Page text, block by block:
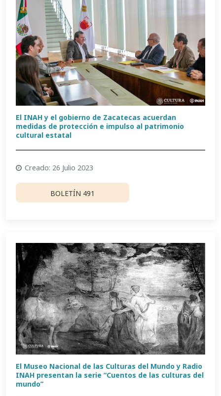
El INAH y el gobierno de Zacatecas acuerdan
medidas de protección e impulso al patrimonio
cultural estatal
Creado: 26 Julio 2023
BOLETÍN 491
El Museo Nacional de las Culturas del Mundo y Radio
INAH presentan la serie “Cuentos de las culturas del
mundo”